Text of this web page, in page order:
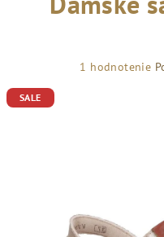
Priemerné
1 hodnotenie
SALE